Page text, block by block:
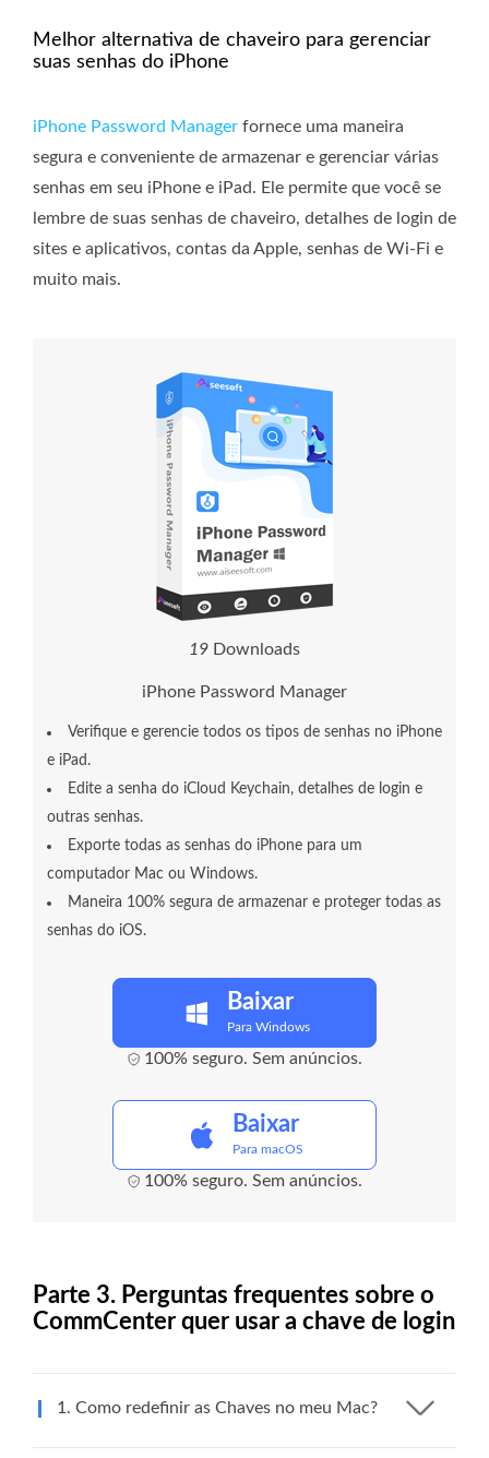
Melhor alternativa de chaveiro para gerenciar
suas senhas do iPhone
iPhone Password Manager fornece uma maneira
segura e conveniente de armazenar e gerenciar várias
senhas em seu iPhone e iPad. Ele permite que você se
lembre de suas senhas de chaveiro, detalhes de login de
sites e aplicativos, contas da Apple, senhas de Wi-Fi e
muito mais.
19 Downloads
iPhone Password Manager
Verifique e gerencie todos os tipos de senhas no iPhone
e iPad.
Edite a senha do iCloud Keychain, detalhes de login e
outras senhas.
Exporte todas as senhas do iPhone para um
computador Mac ou Windows.
Maneira 100% segura de armazenar e proteger todas as
senhas do iOS.
Baixar
Para Windows
100% seguro. Sem anúncios.
Baixar
Para macOS
100% seguro. Sem anúncios.
Parte 3. Perguntas frequentes sobre o
CommCenter quer usar a chave de login
1. Como redefinir as Chaves no meu Mac?